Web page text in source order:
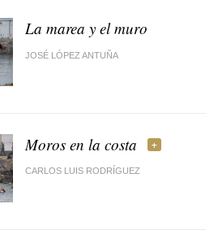
La marea y el muro
JOSÉ LÓPEZ ANTUÑA
Moros en la costa
CARLOS LUIS RODRÍGUEZ